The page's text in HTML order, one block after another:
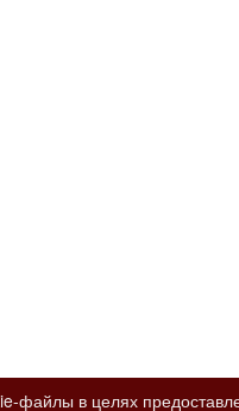
файлы в целях